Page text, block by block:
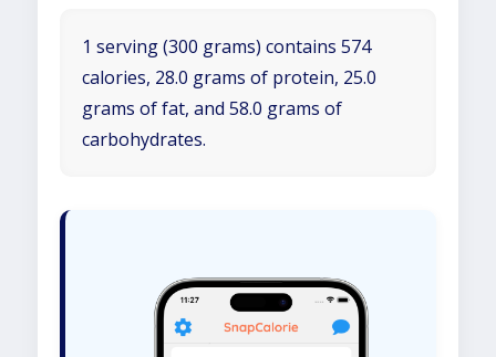
1 serving (300 grams) contains 574
calories, 28.0 grams of protein, 25.0
grams of fat, and 58.0 grams of
carbohydrates.